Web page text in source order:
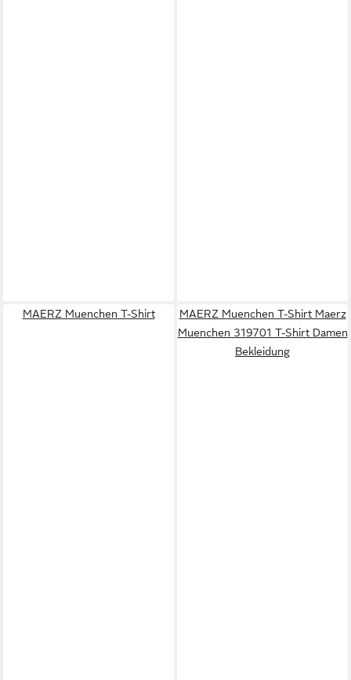
MAERZ Muenchen T-Shirt
MAERZ Muenchen T-Shirt Maerz
Muenchen 319701 T-Shirt Damen
Bekleidung